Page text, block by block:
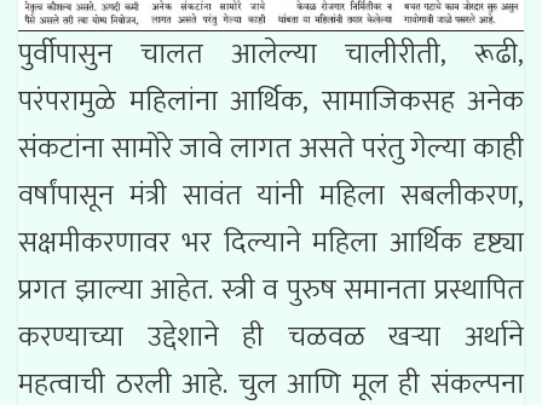
पुर्वीपासुन चालत आलेल्या चालीरीती, रूढी,
परंपरामुळे महिलांना आर्थिक, सामाजिकसह अनेक
संकटांना सामोरे जावे लागत असते परंतु गेल्या काही
वर्षांपासून मंत्री सावंत यांनी महिला सबलीकरण,
सक्षमीकरणावर भर दिल्याने महिला आर्थिक दृष्ट्या
प्रगत झाल्या आहेत. स्त्री व पुरुष समानता प्रस्थापित
करण्याच्या उद्देशाने ही चळवळ खऱ्या अर्थाने
महत्वाची ठरली आहे. चुल आणि मूल ही संकल्पना